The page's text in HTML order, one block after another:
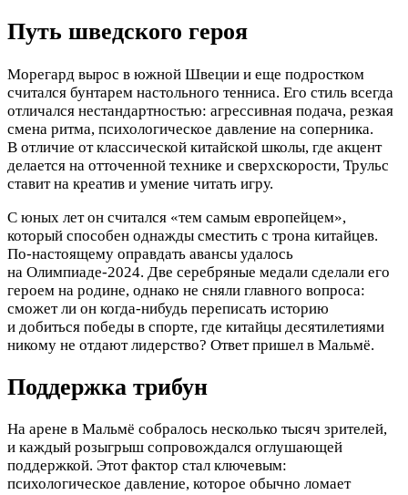
Путь шведского героя
Морегард вырос в южной Швеции и еще подростком
считался бунтарем настольного тенниса. Его стиль всегда
отличался нестандартностью: агрессивная подача, резкая
смена ритма, психологическое давление на соперника.
В отличие от классической китайской школы, где акцент
делается на отточенной технике и сверхскорости, Трульс
ставит на креатив и умение читать игру.
С юных лет он считался «тем самым европейцем»,
который способен однажды сместить с трона китайцев.
По-настоящему оправдать авансы удалось
на Олимпиаде-2024. Две серебряные медали сделали его
героем на родине, однако не сняли главного вопроса:
сможет ли он когда-нибудь переписать историю
и добиться победы в спорте, где китайцы десятилетиями
никому не отдают лидерство? Ответ пришел в Мальмё.
Поддержка трибун
На арене в Мальмё собралось несколько тысяч зрителей,
и каждый розыгрыш сопровождался оглушающей
поддержкой. Этот фактор стал ключевым:
психологическое давление, которое обычно ломает